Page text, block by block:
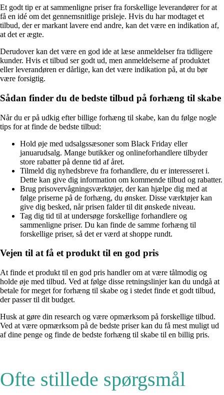
Et godt tip er at sammenligne priser fra forskellige leverandører for at
få en idé om det gennemsnitlige prisleje. Hvis du har modtaget et
tilbud, der er markant lavere end andre, kan det være en indikation af,
at det er ægte.
Derudover kan det være en god ide at læse anmeldelser fra tidligere
kunder. Hvis et tilbud ser godt ud, men anmeldelserne af produktet
eller leverandøren er dårlige, kan det være indikation på, at du bør
være forsigtig.
Sådan finder du de bedste tilbud på forhæng til skabe
Når du er på udkig efter billige forhæng til skabe, kan du følge nogle
tips for at finde de bedste tilbud:
Hold øje med udsalgssæsoner som Black Friday eller
januarudsalg. Mange butikker og onlineforhandlere tilbyder
store rabatter på denne tid af året.
Tilmeld dig nyhedsbreve fra forhandlere, du er interesseret i.
Dette kan give dig information om kommende tilbud og rabatter.
Brug prisovervågningsværktøjer, der kan hjælpe dig med at
følge priserne på de forhæng, du ønsker. Disse værktøjer kan
give dig besked, når prisen falder til dit ønskede niveau.
Tag dig tid til at undersøge forskellige forhandlere og
sammenligne priser. Du kan finde de samme forhæng til
forskellige priser, så det er værd at shoppe rundt.
Vejen til at få et produkt til en god pris
At finde et produkt til en god pris handler om at være tålmodig og
holde øje med tilbud. Ved at følge disse retningslinjer kan du undgå at
betale for meget for forhæng til skabe og i stedet finde et godt tilbud,
der passer til dit budget.
Husk at gøre din research og være opmærksom på forskellige tilbud.
Ved at være opmærksom på de bedste priser kan du få mest muligt ud
af dine penge og finde de bedste forhæng til skabe til en billig pris.
Ofte stillede spørgsmål